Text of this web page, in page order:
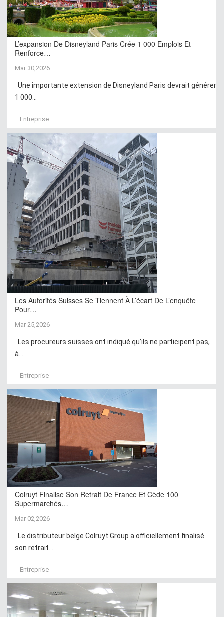
L’expansion De Disneyland Paris Crée 1 000 Emplois Et
Renforce…
Mar 30,2026
Une importante extension de Disneyland Paris devrait générer
1 000...
Entreprise
Les Autorités Suisses Se Tiennent À L’écart De L’enquête
Pour…
Mar 25,2026
Les procureurs suisses ont indiqué qu’ils ne participent pas,
à...
Entreprise
Colruyt Finalise Son Retrait De France Et Cède 100
Supermarchés…
Mar 02,2026
Le distributeur belge Colruyt Group a officiellement finalisé
son retrait...
Entreprise